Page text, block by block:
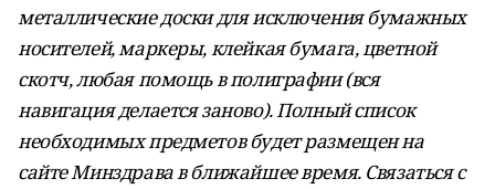
металлические доски для исключения бумажных
носителей, маркеры, клейкая бумага, цветной
скотч, любая помощь в полиграфии (вся
навигация делается заново). Полный список
необходимых предметов будет размещен на
сайте Минздрава в ближайшее время. Связаться с